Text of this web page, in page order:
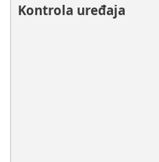
Kontrola uređaja